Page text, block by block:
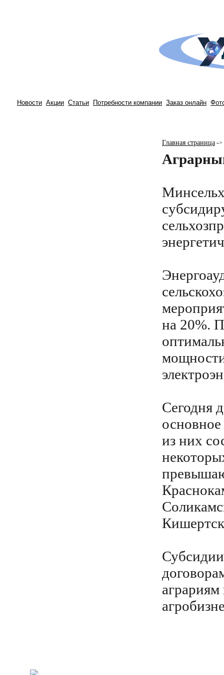
Новости Акции Статьи Потребности компании Заказ онлайн
Главная страница ->
на 20%.
Сегодня
из них
аграриям